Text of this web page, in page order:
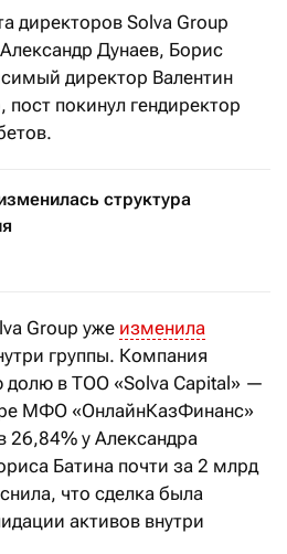
директоров Solva Group
Дунаев, Борис
директор Валентин
покинул гендиректор
структура
Group уже изменила
группы. Компания
долю в ТОО «Solva Capital» —
МФО «ОнлайнКазФинанс»
26,84% у Александра
Батина почти за 2 млрд
что сделка была
активов внутри